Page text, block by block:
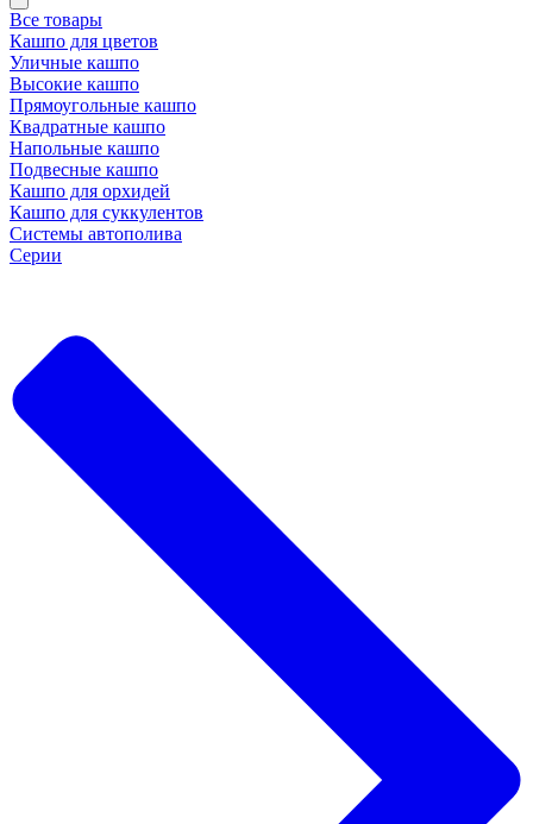
Все товары
Кашпо для цветов
Уличные кашпо
Высокие кашпо
Прямоугольные кашпо
Квадратные кашпо
Напольные кашпо
Подвесные кашпо
Кашпо для орхидей
Кашпо для суккулентов
Системы автополива
Серии